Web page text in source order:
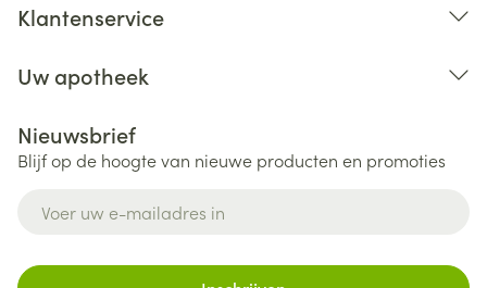
Klantenservice
Uw apotheek
Nieuwsbrief
Blijf op de hoogte van nieuwe producten en promoties